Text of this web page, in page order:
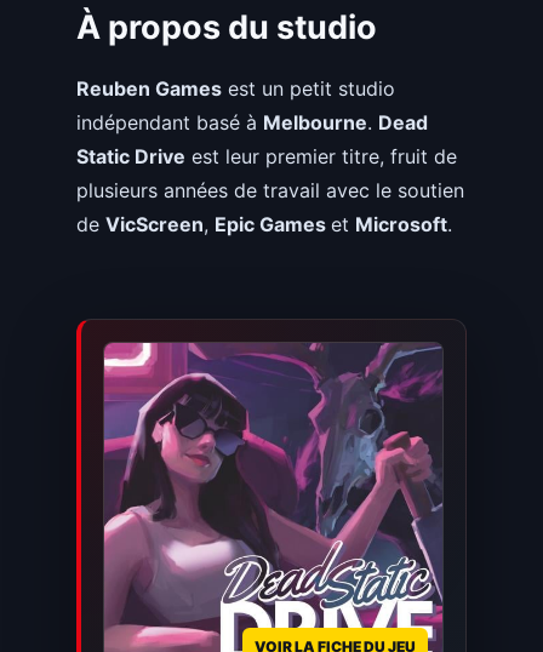
À propos du studio
Reuben Gamesest un petit studio
indépendant basé à Melbourne. Dead
Static Drive est leur premier titre, fruit de
plusieurs années de travail avec le soutien
de VicScreen, Epic Games et Microsoft.
VOIR LA FICHE DU JEU